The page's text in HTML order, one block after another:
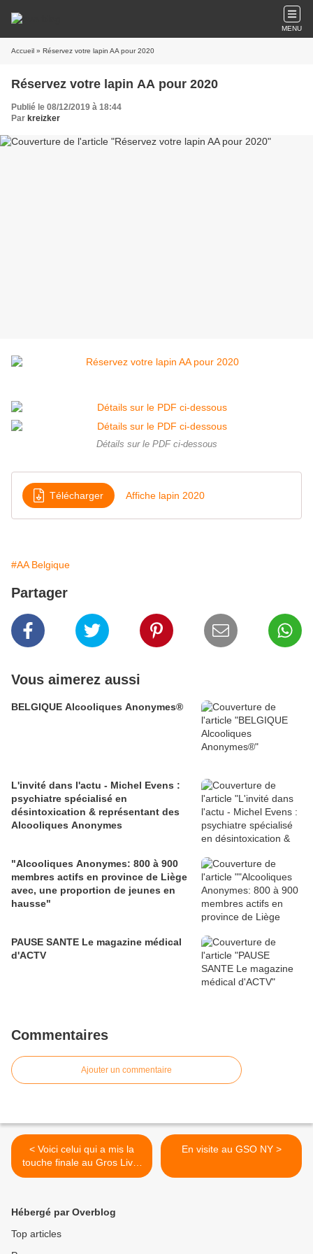
MENU
Accueil » Réservez votre lapin AA pour 2020
Réservez votre lapin AA pour 2020
Publié le 08/12/2019 à 18:44
Par kreizker
Détails sur le PDF ci-dessous
Télécharger Affiche lapin 2020
#AA Belgique
Partager
Vous aimerez aussi
BELGIQUE Alcooliques Anonymes®
L'invité dans l'actu - Michel Evens :
psychiatre spécialisé en
désintoxication & représentant des
Alcooliques Anonymes
"Alcooliques Anonymes: 800 à 900
membres actifs en province de Liège
avec, une proportion de jeunes en
hausse"
PAUSE SANTE Le magazine médical
d'ACTV
Commentaires
Ajouter un commentaire
< Voici celui qui a mis la
touche finale au Gros Livre
: Tom UZZELL
En visite au GSO NY >
Hébergé par Overblog
Top articles